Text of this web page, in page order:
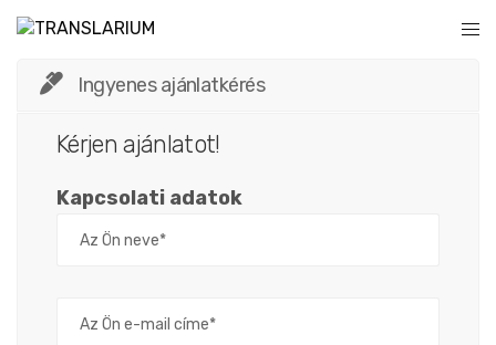
Ingyenes ajánlatkérés
Kérjen ajánlatot!
Kapcsolati adatok